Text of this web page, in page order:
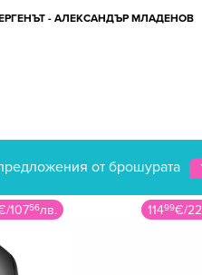
- АЛЕКСАНДЪР МЛАДЕНОВ
от брошурата
/10756лв. 11499€/